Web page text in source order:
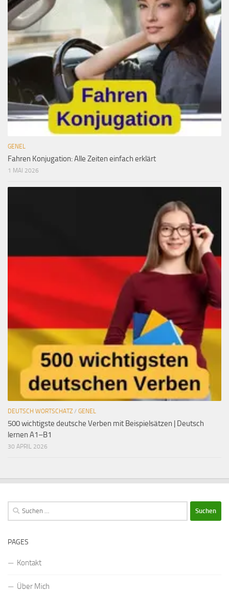
GENEL
Fahren Konjugation: Alle Zeiten einfach erklärt
1 MAI 2026
DEUTSCH WORTSCHATZ / GENEL
500 wichtigste deutsche Verben mit Beispielsätzen | Deutsch
lernen A1–B1
30 APRIL 2026
Suchen
nach:
PAGES
Kontakt
Über Mich